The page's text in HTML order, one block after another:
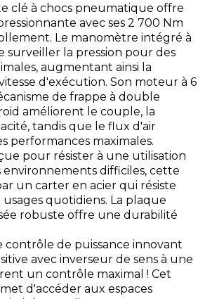
clé à chocs pneumatique offre
avec ses 2 700 Nm
Le manomètre intégré à
surveiller la pression pour des
augmentant ainsi la
d'exécution. Son moteur à 6
de frappe à double
améliorent le couple, la
tandis que le flux d'air
performances maximales.
pour résister à une utilisation
environnements difficiles, cette
un carter en acier qui résiste
quotidiens. La plaque
robuste offre une durabilité
contrôle de puissance innovant
avec inverseur de sens à une
un contrôle maximal ! Cet
d'accéder aux espaces